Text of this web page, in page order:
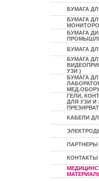
БУМАГА
БУМАГА
БУМАГА
БУМАГА
БУМАГА
УЗИ )
БУМАГА
ГЕЛИ,
ДЛЯ УЗИ И
КАБЕЛИ
ПАРТНЕРЫ
КОНТАКТЫ